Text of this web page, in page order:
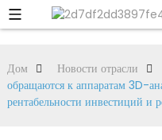
Дом Новости отрасли
обращаются к аппаратам 3D-
рентабельности инвестиций и